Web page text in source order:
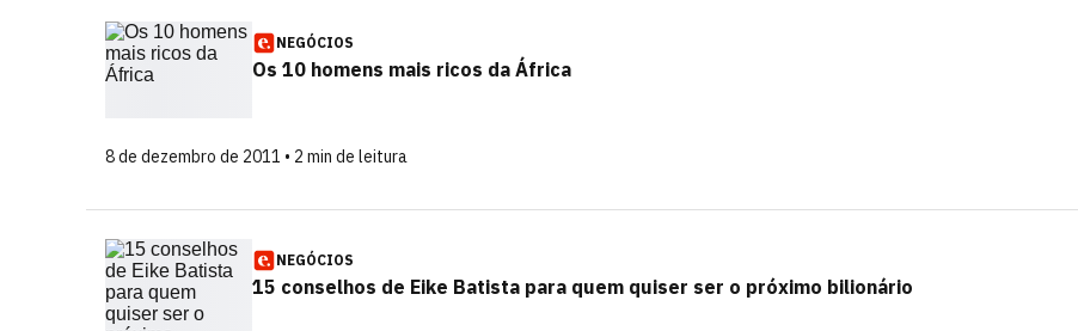
NEGÓCIOS
Os 10 homens mais ricos da África
8 de dezembro de 2011 • 2 min de leitura
NEGÓCIOS
15 conselhos de Eike Batista para quem quiser ser o próximo bilionário